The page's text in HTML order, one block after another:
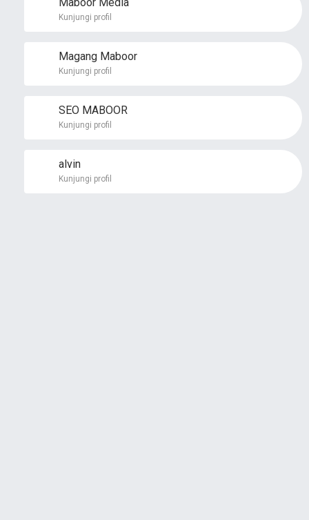
Kunjungi profil
Magang Maboor
Kunjungi profil
SEO MABOOR
Kunjungi profil
alvin
Kunjungi profil